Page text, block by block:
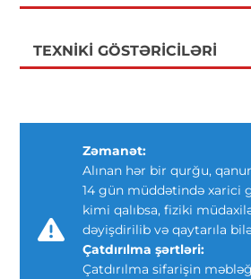
TEXNIKI GÖSTƏRICILƏRI
Zəmanət:
Alınan hər bir qurğu,
14 gün müddətində xarici
kimi qalıbsa, fiziki
dəyişdirilib və qaytarıla
Çatdırılma şərtləri:
Çatdırılma sifarişin